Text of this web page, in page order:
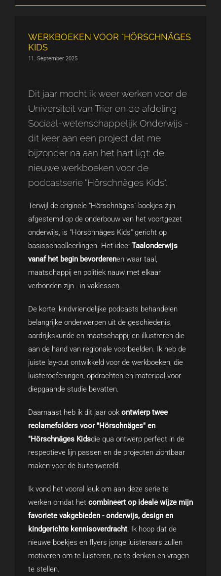
WERKBOEKEN VOOR "HÖRSCHNÄGES
KIDS
11. September 2025
Dit jaar mocht ik weer werken voor de
Universiteit van Trier en de afdeling
Sociaal-wetenschappelijk Onderwijs -
dit keer aan een project dat me
bijzonder na aan het hart ligt: de
nieuwe werkboeken voor de
podcastserie "Hörschnäges Kids".
Terwijl de originele "Hörschnäges"-boekjes zijn
afgestemd op de onderbouw van het voortgezet
onderwijs, is "Hörschnäges Kids" gericht op
basisschoolleerlingen. Het idee: Taalonderwijs
vanaf het begin bevorderenen waar taal,
maatschappij en politiek nauw met elkaar
verbonden zijn - in vaklessen.
De korte, kindvriendelijke podcasts behandelen
belangrijke onderwerpen uit de geschiedenis,
aardrijkskunde en maatschappij en illustreren die
aan de hand van regionale voorbeelden. Ik heb de
juiste lay-out ontwikkeld voor de werkboeken, die
luisteroefeningen, opdrachten en materiaal voor
diepgaande studie bevatten.
Daarnaast heb ik dit jaar ook ontwierp twee
reclamefolders voor "Hörschnäges" en
"Hörschnäges Kidsdie qua ontwerp perfect in de
respectieve lijn passen en de projecten zichtbaar
maken voor de buitenwereld.
Ik vond het vooral leuk om aan deze serie te
werken omdat het combineert op ideale wijze mijn
favoriete vakgebieden - onderwijs, design en
kindgerichte kennisoverdracht. Ik hoop dat de
nieuwe boekjes en flyers jonge luisteraars zullen
motiveren om te luisteren, na te denken en vragen
te stellen.